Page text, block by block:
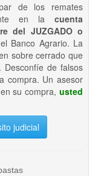
de los remates
en la cuenta
del JUZGADO o
Banco Agrario. La
sobre cerrado que
de falsos
compra. Un asesor
su compra, usted
judicial